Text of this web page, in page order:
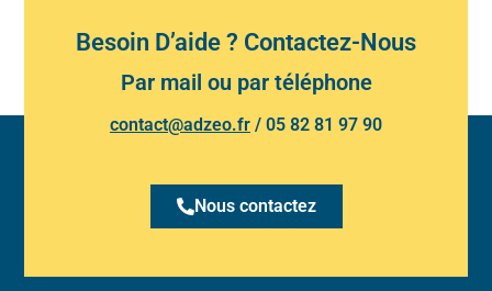
Besoin D’aide ? Contactez-Nous
Par mail ou par téléphone
contact@adzeo.fr / 05 82 81 97 90
Nous contactez